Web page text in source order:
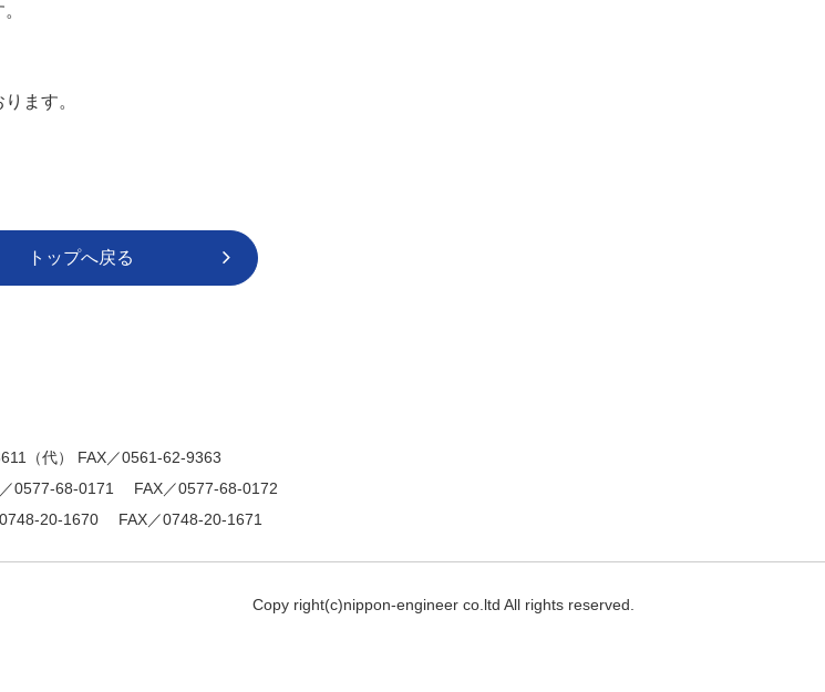
ます。
トップへ戻る
（代）
FAX／0561-62-9363
0577-68-0171 FAX／0577-68-0172
20-1670 FAX／0748-20-1671
Copy right(c)nippon-engineer co.ltd All rights reserved.